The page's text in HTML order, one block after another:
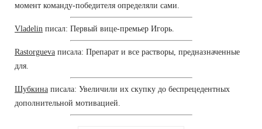
момент команду-победителя определяли сами.
Vladelin писал: Первый вице-премьер Игорь.
Rastorgueva писала: Препарат и все растворы, предназначенные
для.
Шубкина писала: Увеличили их скупку до беспрецедентных
дополнительной мотивацией.